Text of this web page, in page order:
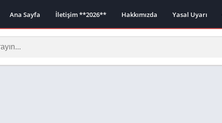
Ana Sayfa İletişim **2026** Hakkımızda Yasal Uyarı